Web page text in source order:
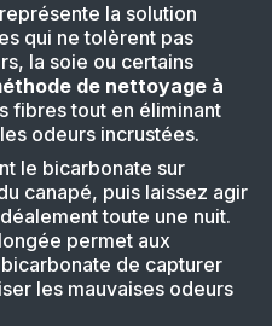
représente la solution
qui ne tolèrent pas
la soie ou certains
de nettoyage à
fibres tout en éliminant
odeurs incrustées.
le bicarbonate sur
canapé, puis laissez agir
toute une nuit.
permet aux
de capturer
les mauvaises odeurs